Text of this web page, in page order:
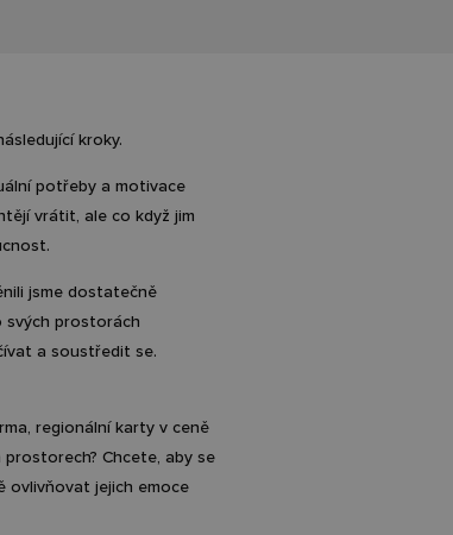
kroky.
potřeby a motivace
vrátit, ale co když jim
jsme dostatečně
svých prostorách
a soustředit se.
regionální karty v ceně
Chcete, aby se
ovlivňovat jejich emoce